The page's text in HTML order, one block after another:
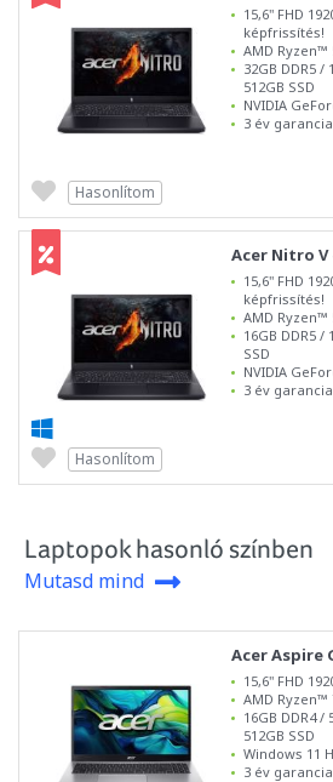
15,6" FHD
képfrissítés!
AMD Ryzen™
32GB DDR5 /
512GB SSD
NVIDIA
3 év garancia
Hasonlítom
Acer Nitro V
15,6" FHD
képfrissítés!
AMD Ryzen™
16GB DDR5 /
SSD
NVIDIA
3 év garancia
Hasonlítom
Laptopok hasonló színben
Mutasd mind
Acer Aspire
15,6" FHD
AMD Ryzen™
16GB DDR4 /
512GB SSD
Windows 11
3 év garancia